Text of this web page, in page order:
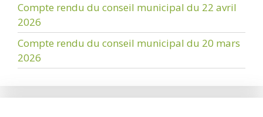
Compte rendu du conseil municipal du 22 avril
2026
Compte rendu du conseil municipal du 20 mars
2026